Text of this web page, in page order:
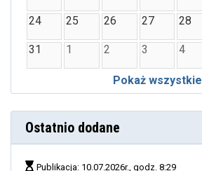
24 25 26 27 28
31 1 2 3 4
Pokaż wszystkie
Ostatnio dodane
Publikacja: 10.07.2026r., godz. 8:29